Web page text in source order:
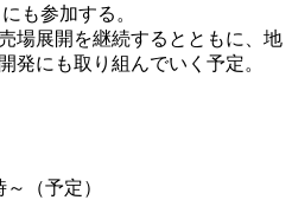
も参加する。
場展開を継続するとともに、地
発にも取り組んでいく予定。
～（予定）